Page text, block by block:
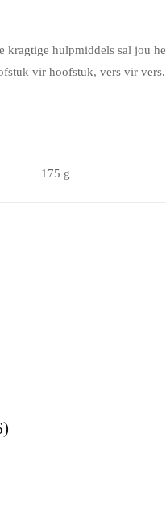
kragtige hulpmiddels sal jou
vir hoofstuk, vers vir
175 g